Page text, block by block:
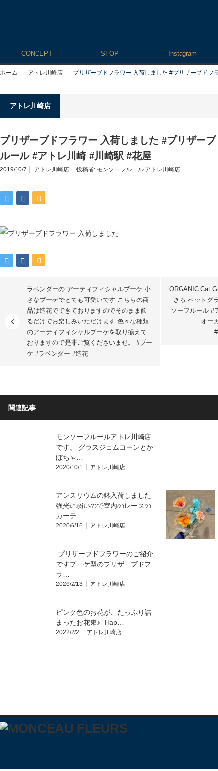
CONCEPT SHOP Instagram
ホーム アトレ川崎店 プリザーブドフラワー 入荷しました #プリザーブド
アトレ川崎店
プリザーブドフラワー 入荷しました #プリザー
ルール #アトレ川崎 #川崎駅 #花屋
2019/10/7 アトレ川崎店 投稿者: モンソーフルール アトレ川崎店
ラベンダーの アーティフィシャルブーケ 小
さなブーケでとても可愛いです こちらの商
品は造花でできておりますのでそのまま飾
るだけでお楽しみいただけます 色々な種類
のアーティフィシャルブーケを取り揃えて
おりますので是非ご覧くださいませ。 #ブー
ケ #ラベンダー #造花
ORGANIC Cat
きる ペットグ
ソーフルール #
オー
関連記事
モンソーフルールアトレ川崎店
です。 グラスジェムコーンとか
ぼちゃ…
2020/10/1 アトレ川崎店
アンスリウムの鉢入荷しました
強光に弱いので室内のレースの
カーテ…
2020/6/16 アトレ川崎店
.⁡プリザーブドフラワーのご紹介
です⁡ブーケ型のプリザーブドフ
ラ…
2026/2/13 アトレ川崎店
ピンク色のお花が、たっぷり詰
まったお花束♪ “Hap…
2022/2/2 アトレ川崎店